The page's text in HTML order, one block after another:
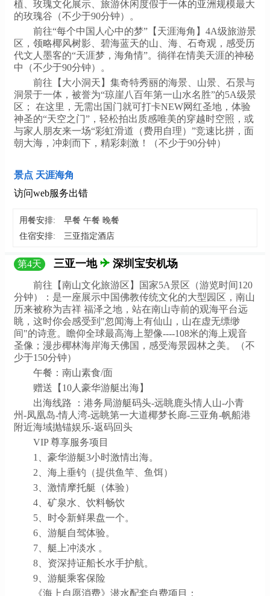
植、玫瑰文化展示、旅游休闲度假于一体的亚洲规模最大
的玫瑰谷（不少于90分钟）。
前往“每个中国人心中的梦”【天涯海角】4A级旅游景
区，领略椰风树影、碧海蓝天的山、海、石奇观，感受历
代文人墨客的“天涯梦，海角情”。徜徉在情美天涯的神秘
中（不少于90分钟）。
前往【大小洞天】集奇特秀丽的海景、山景、石景与
洞景于一体，被誉为“琼崖八百年第一山水名胜”的5A级景
区； 在这里，无需出国门就可打卡NEW网红圣地，体验
神圣的“天空之门”，轻松拍出质感唯美的穿越时空照，或
与家人朋友来一场“彩虹滑道（费用自理）”竞速比拼，面
朝大海，冲刺而下，精彩刺激！（不少于90分钟）
景点 天涯海角
访问web服务出错
用餐安排:
早餐 午餐 晚餐
住宿安排:
三亚指定酒店
第4天 三亚一地 深圳宝安机场
前往【南山文化旅游区】国家5A景区（游览时间120
分钟）：是一座展示中国佛教传统文化的大型园区，南山
历来被称为吉祥 福泽之地，站在南山寺前的观海平台远
眺，这时你会感受到"忽闻海上有仙山，山在虚无缥缈
间"的诗意。瞻仰全球最高海上塑像----108米的海上观音
圣像；漫步椰林海岸海天佛国，感受海景园林之美。（不
少于150分钟）
午餐：南山素食/面
赠送【10人豪华游艇出海】
出海线路 ：港务局游艇码头-远眺鹿头情人山-小青
州-凤凰岛-情人湾-远眺第一大道椰梦长廊-三亚角-帆船港
附近海域抛锚娱乐-返码回头
VIP 尊享服务项目
1、豪华游艇3小时激情出海。
2、海上垂钓（提供鱼竿、鱼饵）
3、激情摩托艇（体验）
4、矿泉水、饮料畅饮
5、时令新鲜果盘一个。
6、游艇自驾体验。
7、艇上冲淡水 。
8、资深持证船长水手护航。
9、游艇乘客保险
《海上自愿消费》潜水配套自费项目：